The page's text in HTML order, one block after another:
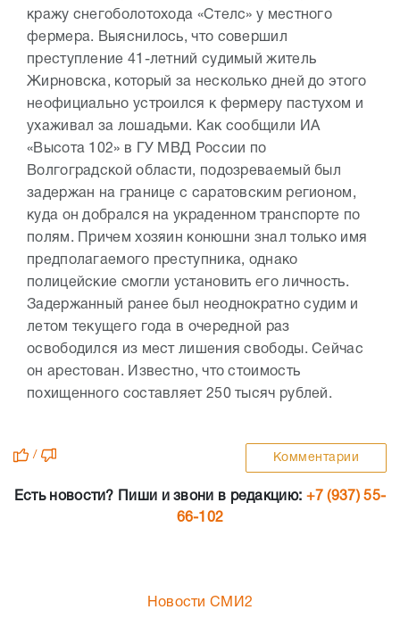
кражу снегоболотохода «Стелс» у местного
фермера. Выяснилось, что совершил
преступление 41-летний судимый житель
Жирновска, который за несколько дней до этого
неофициально устроился к фермеру пастухом и
ухаживал за лошадьми. Как сообщили ИА
«Высота 102» в ГУ МВД России по
Волгоградской области, подозреваемый был
задержан на границе с саратовским регионом,
куда он добрался на украденном транспорте по
полям. Причем хозяин конюшни знал только имя
предполагаемого преступника, однако
полицейские смогли установить его личность.
Задержанный ранее был неоднократно судим и
летом текущего года в очередной раз
освободился из мест лишения свободы. Сейчас
он арестован. Известно, что стоимость
похищенного составляет 250 тысяч рублей.
/ Комментарии
Есть новости? Пиши и звони в редакцию: +7 (937) 55-
66-102
Новости СМИ2